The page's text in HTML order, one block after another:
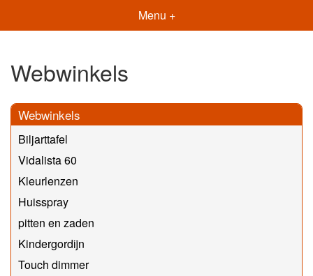
Menu +
Webwinkels
Webwinkels
Biljarttafel
Vidalista 60
Kleurlenzen
Huisspray
pitten en zaden
Kindergordijn
Touch dimmer